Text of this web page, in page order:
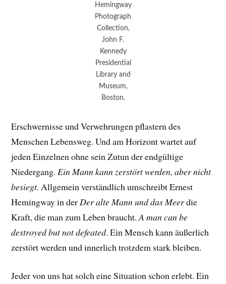
Hemingway
Photograph
Collection,
John F.
Kennedy
Presidential
Library and
Museum,
Boston.
Erschwernisse und Verwehrungen pflastern des
Menschen Lebensweg. Und am Horizont wartet auf
jeden Einzelnen ohne sein Zutun der endgültige
Niedergang. Ein Mann kann zerstört werden, aber nicht
besiegt. Allgemein verständlich umschreibt Ernest
Hemingway in der Der alte Mann und das Meerdie
Kraft, die man zum Leben braucht.A man can be
destroyed but not defeated. Ein Mensch kann äußerlich
zerstört werden und innerlich trotzdem stark bleiben.
Jeder von uns hat solch eine Situation schon erlebt. Ein